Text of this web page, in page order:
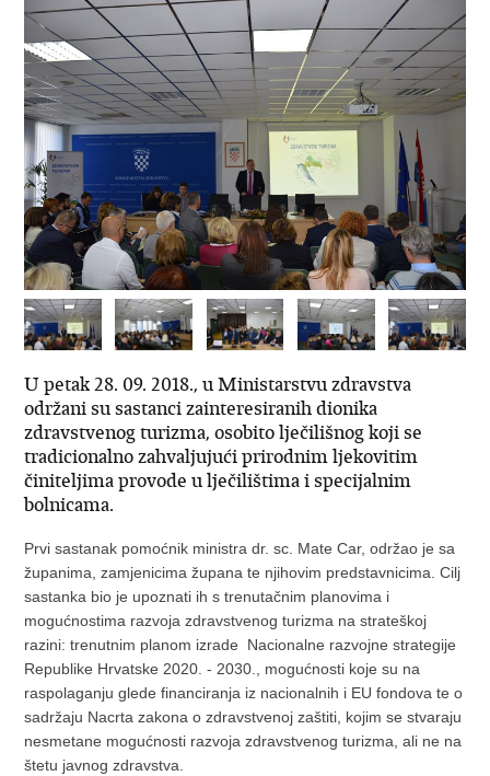
U petak 28. 09. 2018., u Ministarstvu zdravstva
održani su sastanci zainteresiranih dionika
zdravstvenog turizma, osobito lječilišnog koji se
tradicionalno zahvaljujući prirodnim ljekovitim
činiteljima provode u lječilištima i specijalnim
bolnicama.
Prvi sastanak pomoćnik ministra dr. sc. Mate Car, održao je sa
županima, zamjenicima župana te njihovim predstavnicima. Cilj
sastanka bio je upoznati ih s trenutačnim planovima i
mogućnostima razvoja zdravstvenog turizma na strateškoj
razini: trenutnim planom izrade Nacionalne razvojne strategije
Republike Hrvatske 2020. - 2030., mogućnosti koje su na
raspolaganju glede financiranja iz nacionalnih i EU fondova te o
sadržaju Nacrta zakona o zdravstvenoj zaštiti, kojim se stvaraju
nesmetane mogućnosti razvoja zdravstvenog turizma, ali ne na
štetu javnog zdravstva.